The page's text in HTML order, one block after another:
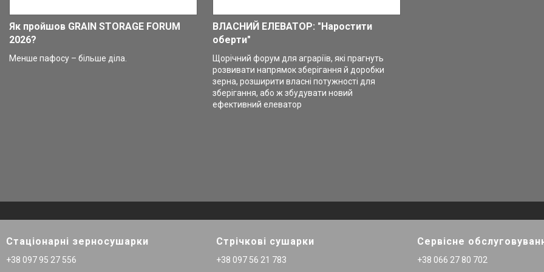
Як пройшов GRAIN STORAGE FORUM
2026?
Менше пафосу – більше діла.
ВЛАСНИЙ ЕЛЕВАТОР: "Наростити
оберти"
Щорічний форум для аграріїв, які прагнуть
розвивати напрямок зберігання й доробки
зерна, розширити власні потужності для
зберігання, або ж збудувати новий
ефективний елеватор
Стаціонарні зерносушарки
+38 097 95 27 556
Стрічкові сушарки
+38 097 56 21 783
Сервісне
+38 066 27 80 702